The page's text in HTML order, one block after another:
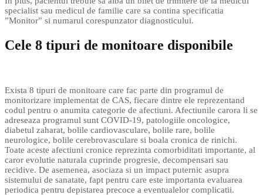
specialist sau medicul de familie care sa contina specificatia
”Monitor” si numarul corespunzator diagnosticului.
Cele 8 tipuri de monitoare disponibile
Exista 8 tipuri de monitoare care fac parte din programul de
monitorizare implementat de CAS, fiecare dintre ele reprezentand
codul pentru o anumita categorie de afectiuni. Afectiunile carora li se
adreseaza programul sunt COVID-19, patologiile oncologice,
diabetul zaharat, bolile cardiovasculare, bolile rare, bolile
neurologice, bolile cerebrovasculare si boala cronica de rinichi.
Toate aceste afectiuni cronice reprezinta comorbiditati importante, al
caror evolutie naturala cuprinde progresie, decompensari sau
recidive. De asemenea, asociaza si un impact puternic asupra
sistemului de sanatate, fapt pentru care este importanta evaluarea
periodica pentru depistarea precoce a eventualelor complicatii.